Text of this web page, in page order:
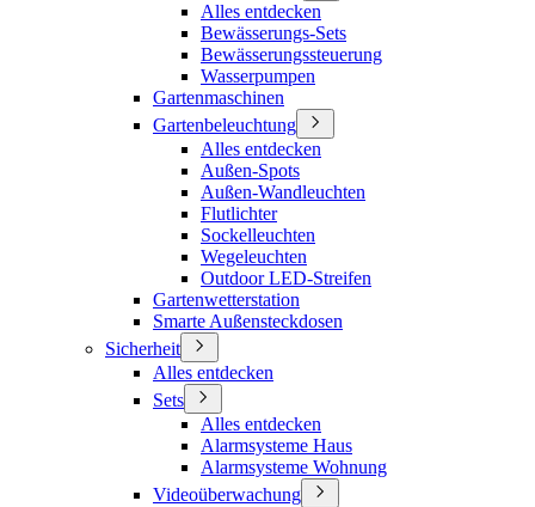
Alles entdecken
Bewässerungs-Sets
Bewässerungssteuerung
Wasserpumpen
Gartenmaschinen
Gartenbeleuchtung
Alles entdecken
Außen-Spots
Außen-Wandleuchten
Flutlichter
Sockelleuchten
Wegeleuchten
Outdoor LED-Streifen
Gartenwetterstation
Smarte Außensteckdosen
Sicherheit
Alles entdecken
Sets
Alles entdecken
Alarmsysteme Haus
Alarmsysteme Wohnung
Videoüberwachung